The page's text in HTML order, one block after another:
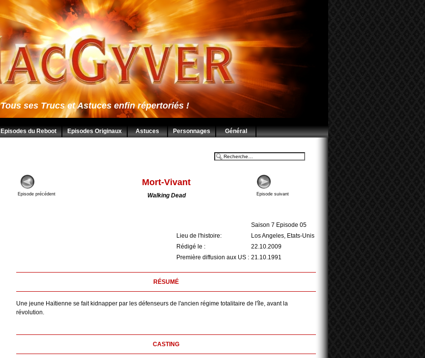
Tous ses Trucs et Astuces enfin répertoriés !
Episodes du Reboot Episodes Originaux Astuces Personnages Général
Mort-Vivant
Episode précédent Walking Dead Episode suivant
Saison 7 Episode 05
Lieu de l'histoire:
Los Angeles, Etats-Unis
Rédigé le :
22.10.2009
Première diffusion aux US : 21.10.1991
RÉSUMÉ
Une jeune Haïtienne se fait kidnapper par les défenseurs de l'ancien régime totalitaire de l'île, avant la
révolution.
CASTING